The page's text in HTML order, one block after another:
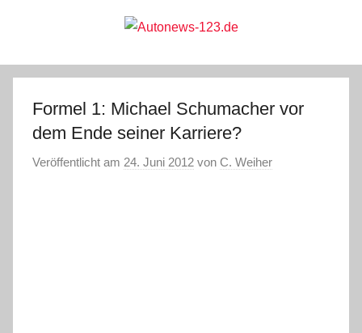
Autonews-
123.de
Formel 1: Michael Schumacher vor
dem Ende seiner Karriere?
Veröffentlicht am 24. Juni 2012 von C. Weiher